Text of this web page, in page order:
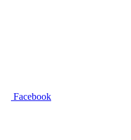
Facebook